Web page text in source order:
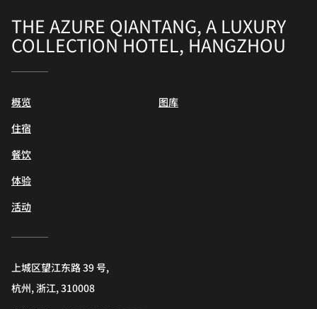
THE AZURE QIANTANG, A LUXURY
COLLECTION HOTEL, HANGZHOU
概览
住宿
餐饮
体验
活动
图库
上城区望江东路 39 号,
杭州, 浙江, 310008